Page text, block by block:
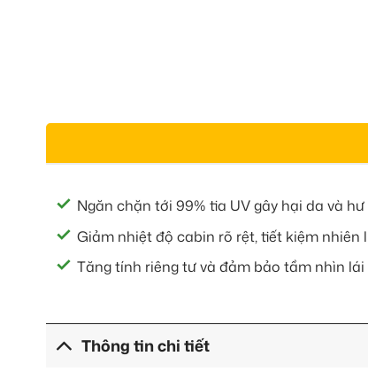
Ngăn chặn tới 99% tia UV gây hại da và
Giảm nhiệt độ cabin rõ rệt, tiết kiệm nhiên
Tăng tính riêng tư và đảm bảo tầm nhìn
Thông tin chi tiết